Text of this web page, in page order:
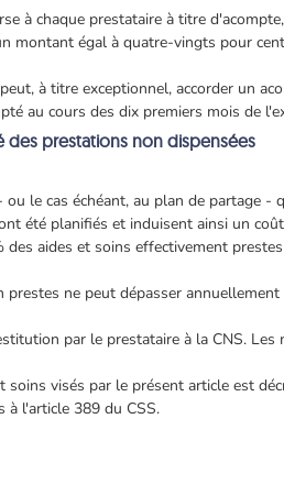
à chaque prestataire à titre
montant égal à quatre-vingts pour
à titre exceptionnel, accorder un
au cours des dix premiers mois de
des prestations non dispensées
le cas échéant, au plan de partage
été planifiés et induisent ainsi un
aides et soins effectivement
ne peut dépasser
par le prestataire à la CNS.
visés par le présent article est
à l'article 389 du CSS.